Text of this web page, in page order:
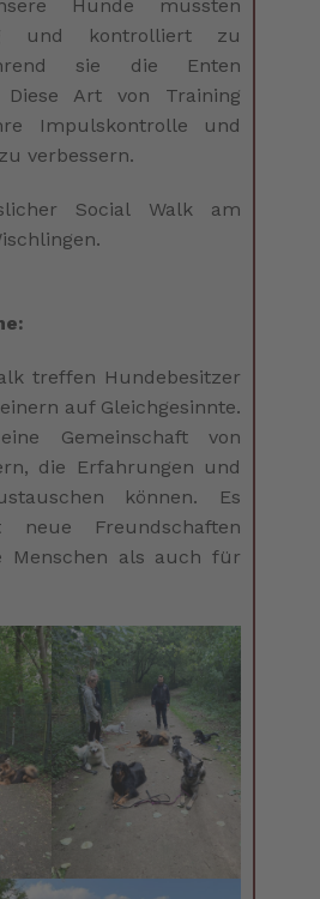
Hunde mussten
und kontrolliert zu
sie die Enten
Diese Art von Training
Impulskontrolle und
verbessern.
Social Walk am
treffen Hundebesitzer
auf Gleichgesinnte.
Gemeinschaft von
die Erfahrungen und
können. Es
neue Freundschaften
Menschen als auch für